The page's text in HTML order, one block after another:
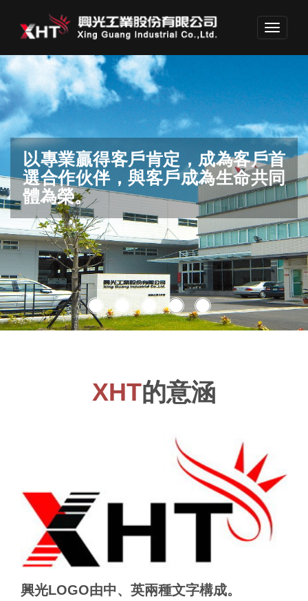
Toggle
以專業贏得客戶肯定，成為客戶首
選合作伙伴，與客戶成為生命共同
體為榮。
專業團隊勇於開拓格局，領先業界
不斷投資未來
結合創意、智慧、經驗，為產業界
做出巨大貢獻。
滿足客戶要求，邁向世界品質
保護環境，生生不息。
XHT的意涵
興光LOGO由中、英兩種文字構成。